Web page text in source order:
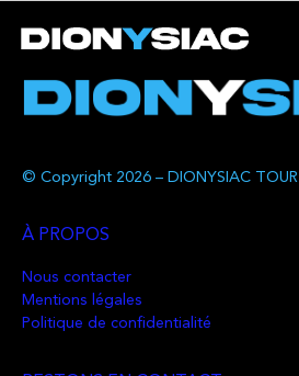
© Copyright 2026 – DIONYSIAC TOUR
À PROPOS
Nous contacter
Mentions légales
Politique de confidentialité